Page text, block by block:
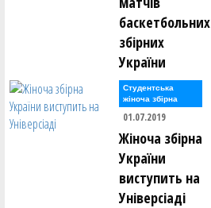
баскетбольних
збірних
України
Студентська
жіноча збірна
01.07.2019
Жіноча збірна
України
виступить на
Універсіаді